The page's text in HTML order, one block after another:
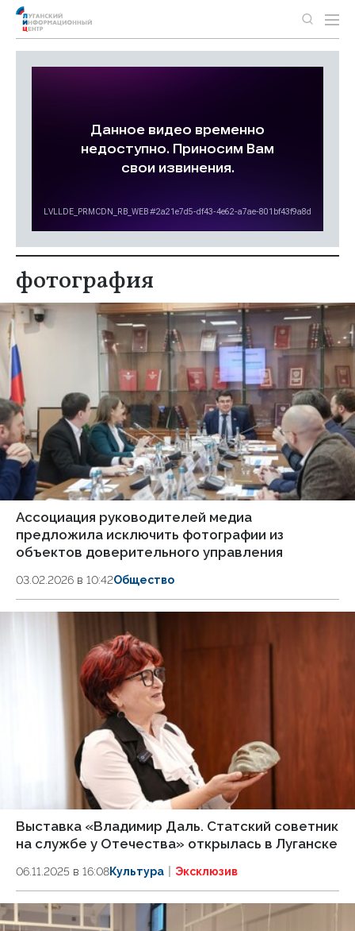
фотография
Ассоциация руководителей медиа
предложила исключить фотографии из
объектов доверительного управления
03.02.2026 в 10:42Общество
Выставка «Владимир Даль. Статский советник
на службе у Отечества» открылась в Луганске
06.11.2025 в 16:08Культура Эксклюзив